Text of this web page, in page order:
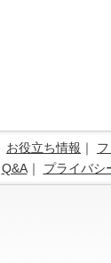
お役立ち情報 ｜
Q&A｜ プライバシ